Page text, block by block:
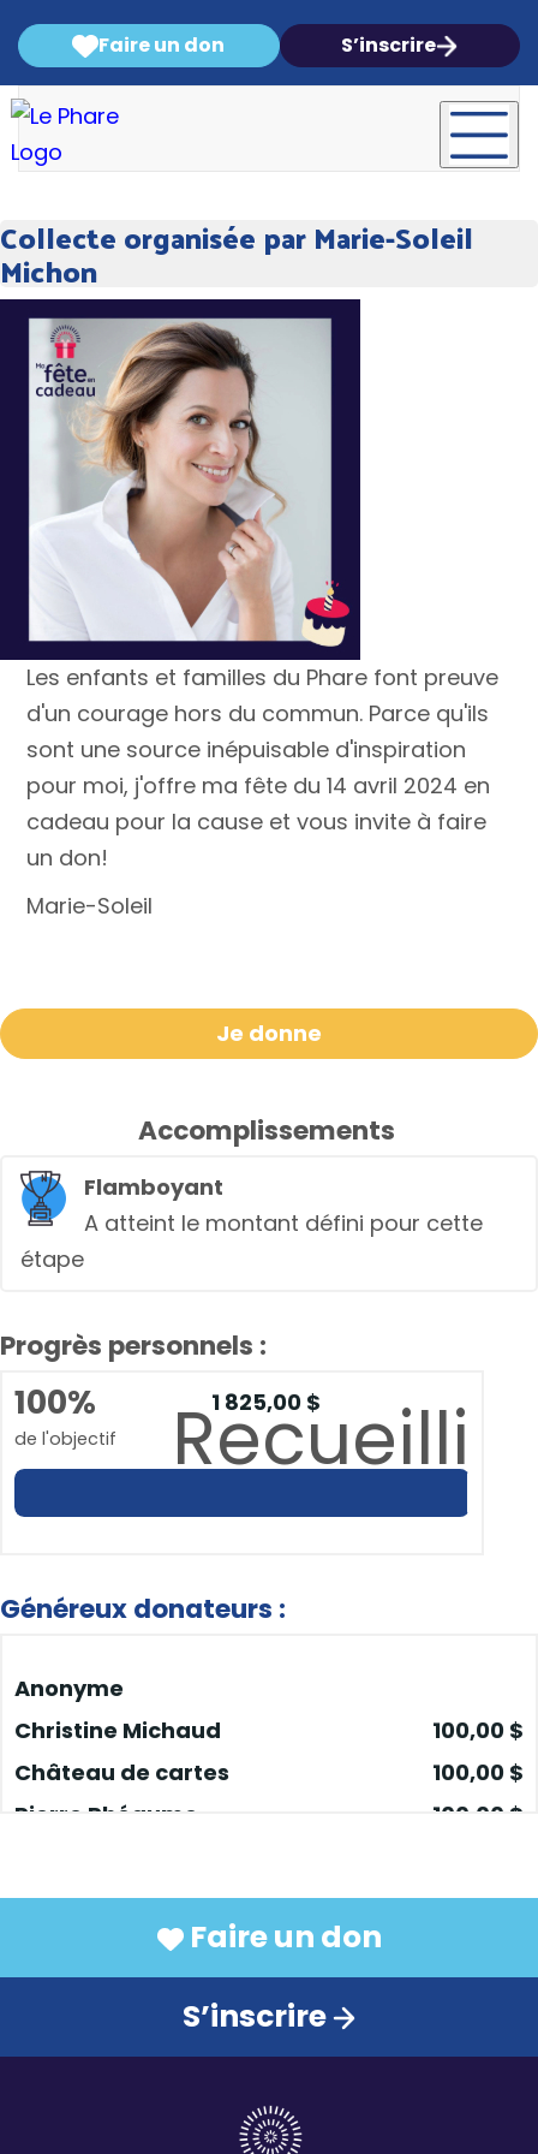
Faire un don S’inscrire
Collecte organisée par Marie-Soleil
Michon
Les enfants et familles du Phare font preuve
d'un courage hors du commun. Parce qu'ils
sont une source inépuisable d'inspiration
pour moi, j'offre ma fête du 14 avril 2024 en
cadeau pour la cause et vous invite à faire
un don!
Marie-Soleil
Je donne
Accomplissements
Flamboyant
A atteint le montant défini pour cette
étape
Progrès personnels :
100%
de l'objectif
1 825,00 $
Recueilli
Généreux donateurs :
Anonyme
Christine Michaud
100,00 $
Château de cartes
100,00 $
Pierre Rhéaume
100,00 $
Monette & Sergio
Pierrette Bergeron
50,00 $
Colette Michon
50,00 $
Faire un don
S’inscrire